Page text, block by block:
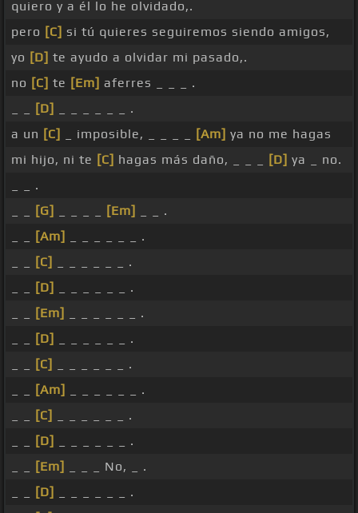
quiero y a él lo he olvidado,.
pero [C] si tú quieres seguiremos siendo amigos,
yo [D] te ayudo a olvidar mi pasado,.
no [C] te [Em] aferres _ _ _ .
[D]
_ _ _ _ _ _ .
a un [C] _ imposible, _ _ _ _ [Am] ya no me hagas
mi hijo, ni te [C] hagas más daño, _ _ _ [D] ya _ no.
_ _ .
[G] [Em]
_ _ .
[Am]
_ _ _ _ _ _ .
[C]
_ _ _ _ _ _ .
[D]
_ _ _ _ _ _ .
[Em]
_ _ _ _ _ _ .
[D]
_ _ _ _ _ _ .
[C]
_ _ _ _ _ _ .
[Am]
_ _ _ _ _ _ .
[C]
_ _ _ _ _ _ .
[D]
_ _ _ _ _ _ .
[Em]
_ _ _ No, _ .
[D]
_ _ _ _ _ _ .